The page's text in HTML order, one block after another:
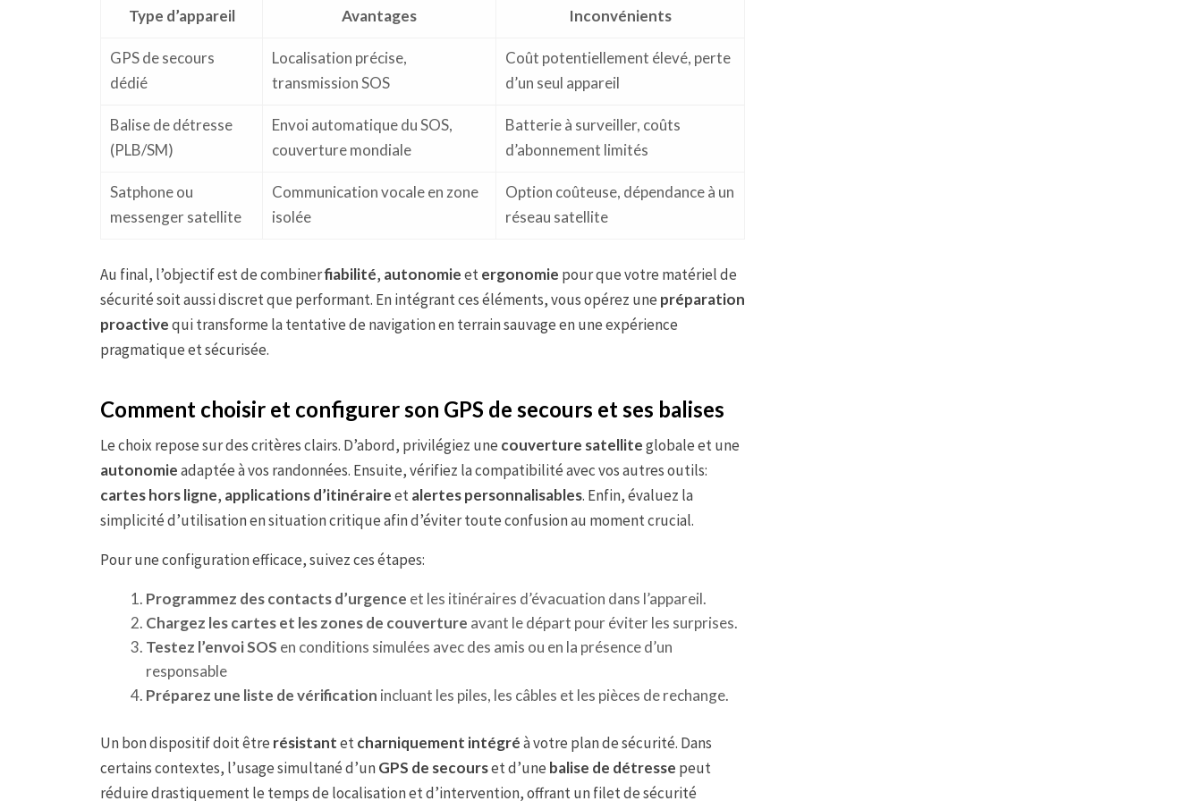
Type d’appareil Avantages Inconvénients
GPS de secours
dédié
Localisation précise,
transmission SOS
Coût potentiellement élevé, perte
d’un seul appareil
Balise de détresse
(PLB/SM)
Envoi automatique du SOS,
couverture mondiale
Batterie à surveiller, coûts
d’abonnement limités
Satphone ou
messenger satellite
Communication vocale en zone
isolée
Option coûteuse, dépendance à un
réseau satellite
Au final, l’objectif est de combinerfiabilité, autonomieetergonomie pour que votre matériel de
sécurité soit aussi discret que performant. En intégrant ces éléments, vous opérez une préparation
proactivequi transforme la tentative de navigation en terrain sauvage en une expérience
pragmatique et sécurisée.
Comment choisir et configurer son GPS de secours et ses balises
Le choix repose sur des critères clairs. D’abord, privilégiez une couverture satelliteglobale et une
autonomieadaptée à vos randonnées. Ensuite, vérifiez la compatibilité avec vos autres outils:
cartes hors ligne, applications d’itinéraireetalertes personnalisables. Enfin, évaluez la
simplicité d’utilisation en situation critique afin d’éviter toute confusion au moment crucial.
Pour une configuration efficace, suivez ces étapes:
Programmez des contacts d’urgence et les itinéraires d’évacuation dans l’appareil.
Chargez les cartes et les zones de couverture avant le départ pour éviter les surprises.
Testez l’envoi SOS en conditions simulées avec des amis ou en la présence d’un
responsable
Préparez une liste de vérification incluant les piles, les câbles et les pièces de rechange.
Un bon dispositif doit être résistantetcharniquement intégréà votre plan de sécurité. Dans
certains contextes, l’usage simultané d’unGPS de secourset d’une balise de détresse peut
réduire drastiquement le temps de localisation et d’intervention, offrant un filet de sécurité